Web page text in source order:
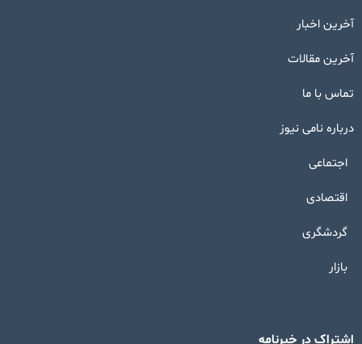
آخرین اخبار
آخرین مقالات
تماس با ما
درباره نامی نیوز
اجتماعی
اقتصادی
گردشگری
بازار
اشتراک در خبرنامه